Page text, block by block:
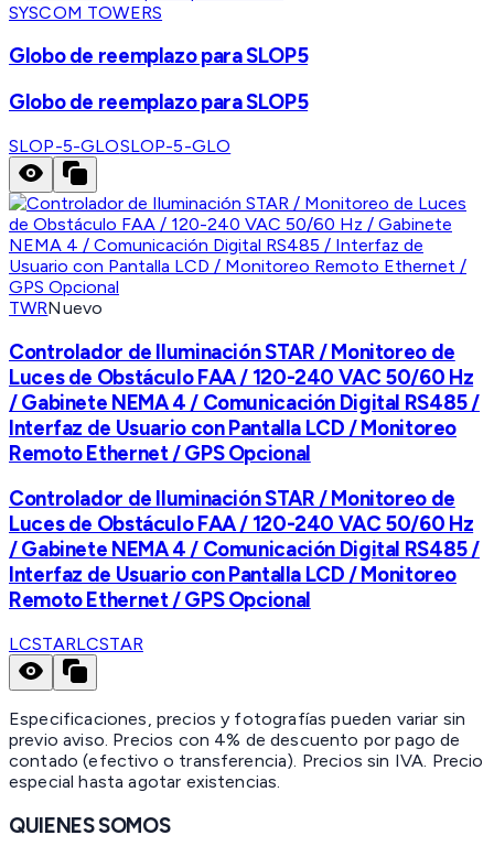
SYSCOM TOWERS
Globo de reemplazo para SLOP5
Globo de reemplazo para SLOP5
SLOP-5-GLOSLOP-5-GLO
TWRNuevo
Controlador de Iluminación STAR / Monitoreo de
Luces de Obstáculo FAA / 120-240 VAC 50/60 Hz
/ Gabinete NEMA 4 / Comunicación Digital RS485 /
Interfaz de Usuario con Pantalla LCD / Monitoreo
Remoto Ethernet / GPS Opcional
Controlador de Iluminación STAR / Monitoreo de
Luces de Obstáculo FAA / 120-240 VAC 50/60 Hz
/ Gabinete NEMA 4 / Comunicación Digital RS485 /
Interfaz de Usuario con Pantalla LCD / Monitoreo
Remoto Ethernet / GPS Opcional
LCSTARLCSTAR
Especificaciones, precios y fotografías pueden variar sin
previo aviso. Precios con 4% de descuento por pago de
contado (efectivo o transferencia). Precios sin IVA. Precio
especial hasta agotar existencias.
QUIENES SOMOS